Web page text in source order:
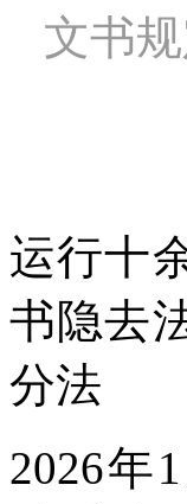
文书
运行十
书隐去
分法
2026年